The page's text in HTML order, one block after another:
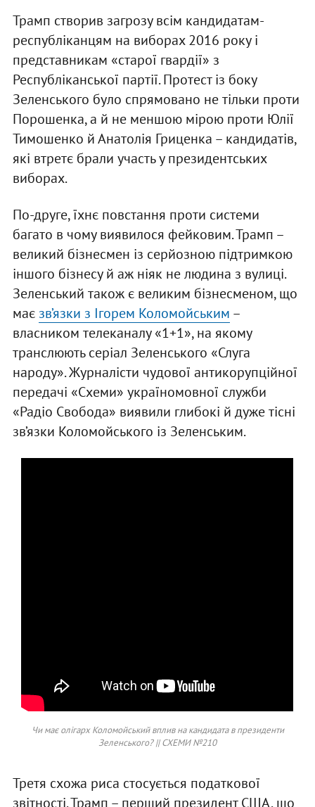
Трамп створив загрозу всім кандидатам-
республіканцям на виборах 2016 року і
представникам «старої гвардії» з
Республіканської партії. Протест із боку
Зеленського було спрямовано не тільки проти
Порошенка, а й не меншою мірою проти Юлії
Тимошенко й Анатолія Гриценка – кандидатів,
які втретє брали участь у президентських
виборах.
По-друге, їхнє повстання проти системи
багато в чому виявилося фейковим. Трамп –
великий бізнесмен із серйозною підтримкою
іншого бізнесу й аж ніяк не людина з вулиці.
Зеленський також є великим бізнесменом, що
має зв’язки з Ігорем Коломойським –
власником телеканалу «1+1», на якому
транслюють серіал Зеленського «Слуга
народу». Журналісти чудової антикорупційної
передачі «Схеми» україномовної служби
«Радіо Свобода» виявили глибокі й дуже тісні
зв’язки Коломойського із Зеленським.
Чи має олігарх Коломойський вплив на кандидата в президенти
Зеленського? || СХЕМИ №210
Третя схожа риса стосується податкової
звітності. Трамп – перший президент США, що